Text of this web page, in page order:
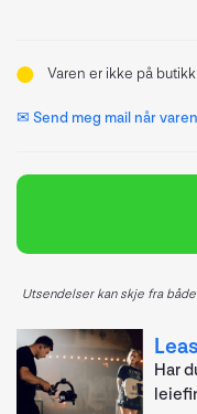
Varen er ikke på
✉ Send meg mail når
Utsendelser kan skje fra
Har